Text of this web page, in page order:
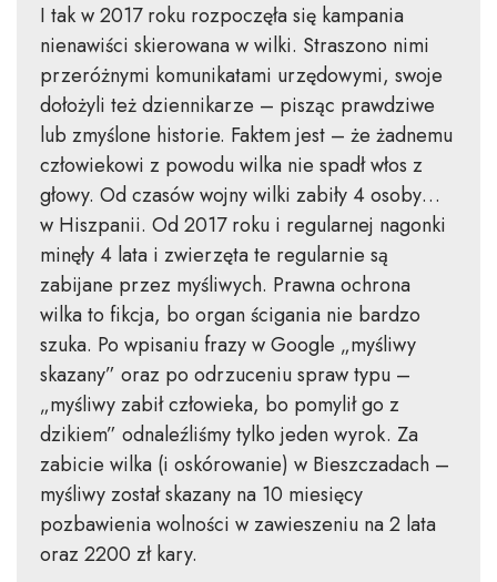
I tak w 2017 roku rozpoczęła się kampania
nienawiści skierowana w wilki. Straszono nimi
przeróżnymi komunikatami urzędowymi, swoje
dołożyli też dziennikarze – pisząc prawdziwe
lub zmyślone historie. Faktem jest – że żadnemu
człowiekowi z powodu wilka nie spadł włos z
głowy. Od czasów wojny wilki zabiły 4 osoby…
w Hiszpanii. Od 2017 roku i regularnej nagonki
minęły 4 lata i zwierzęta te regularnie są
zabijane przez myśliwych. Prawna ochrona
wilka to fikcja, bo organ ścigania nie bardzo
szuka. Po wpisaniu frazy w Google „myśliwy
skazany” oraz po odrzuceniu spraw typu –
„myśliwy zabił człowieka, bo pomylił go z
dzikiem” odnaleźliśmy tylko jeden wyrok. Za
zabicie wilka (i oskórowanie) w Bieszczadach –
myśliwy został skazany na 10 miesięcy
pozbawienia wolności w zawieszeniu na 2 lata
oraz 2200 zł kary.